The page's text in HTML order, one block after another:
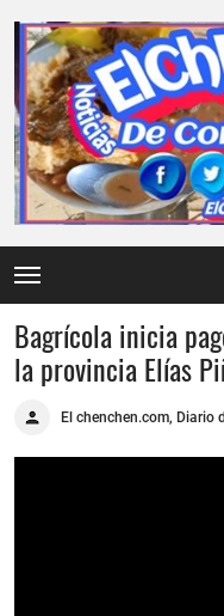
Bagrícola inicia
la provincia Elías
El chenchen.com, Diario